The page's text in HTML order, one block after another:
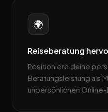
🌍
Reiseberatung
Positioniere deine
Beratungsleistung als
unpersönlichen